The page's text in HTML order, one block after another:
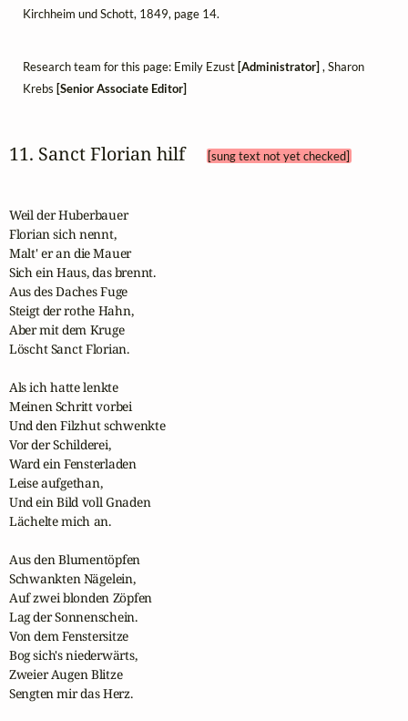
Kirchheim und Schott, 1849, page 14.
Research team for this page: Emily Ezust [Administrator] , Sharon
Krebs [Senior Associate Editor]
11. Sanct Florian hilf [sung text not yet checked]
Weil der Huberbauer
Florian sich nennt,
Malt' er an die Mauer
Sich ein Haus, das brennt.
Aus des Daches Fuge
Steigt der rothe Hahn,
Aber mit dem Kruge
Löscht Sanct Florian.
Als ich hatte lenkte
Meinen Schritt vorbei
Und den Filzhut schwenkte
Vor der Schilderei,
Ward ein Fensterladen
Leise aufgethan,
Und ein Bild voll Gnaden
Lächelte mich an.
Aus den Blumentöpfen
Schwankten Nägelein,
Auf zwei blonden Zöpfen
Lag der Sonnenschein.
Von dem Fenstersitze
Bog sich's niederwärts,
Zweier Augen Blitze
Sengten mir das Herz.